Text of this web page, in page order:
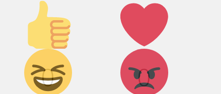
Палец
вверх!
0
Лайк!
0
Дикий
смех!
Агрессия!